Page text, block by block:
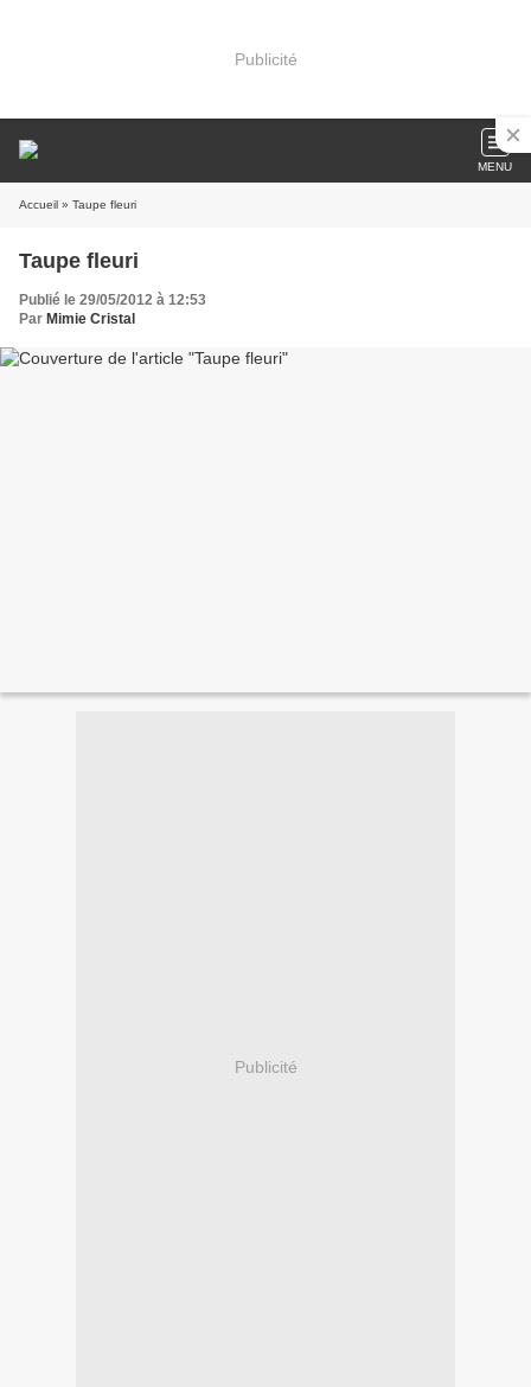
Publicité
MENU
Accueil » Taupe fleuri
Taupe fleuri
Publié le 29/05/2012 à 12:53
Par Mimie Cristal
Publicité